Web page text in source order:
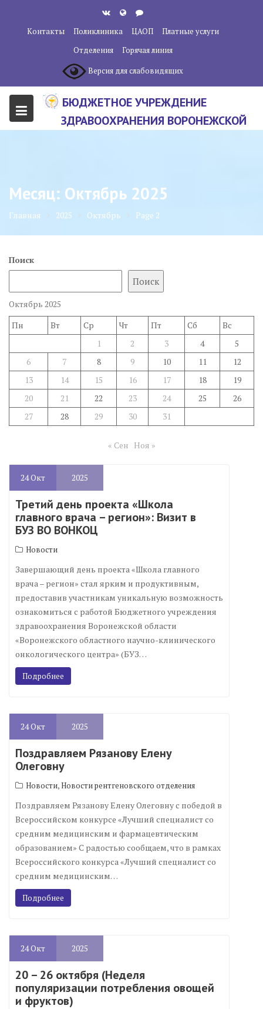
содержанию
Контакты Поликлиника ЦАОП
Платные услуги
Отделения
Горячая линия
Версия для слабовидящих
БЮДЖЕТНОЕ УЧРЕЖДЕНИЕ
ЗДРАВООХРАНЕНИЯ ВОРОНЕЖСКОЙ
ЦЕНТР"
Месяц: Октябрь 2025
Главная 2025 Октябрь Page 2
Поиск
Поиск
Октябрь 2025
Пн
Вт Ср Чт Пт Сб
Вс
1
2 3 4
5
6
7 8 9 10 11
12
13
14 15 16 17 18
19
20
21 22 23 24 25
26
27
28 29 30 31
« Сен Ноя »
24Окт 2025
Третий день проекта «Школа
главного врача – регион»: Визит в
БУЗ ВО ВОНКОЦ
Новости
Завершающий день проекта «Школа главного
врача – регион» стал ярким и продуктивным,
предоставив участникам уникальную возможность
ознакомиться с работой Бюджетного учреждения
здравоохранения Воронежской области
«Воронежского областного научно-клинического
онкологического центра» (БУЗ…
Подробнее
24Окт 2025
Поздравляем Рязанову Елену
Олеговну
Новости,Новости рентгеновского отделения
Поздравляем Рязанову Елену Олеговну с победой в
Всероссийском конкурсе «Лучший специалист со
средним медицинским и фармацевтическим
образованием» С радостью сообщаем, что в рамках
Всероссийского конкурса «Лучший специалист со
средним медицинским…
Подробнее
24Окт 2025
20 – 26 октября (Неделя
популяризации потребления овощей
и фруктов)